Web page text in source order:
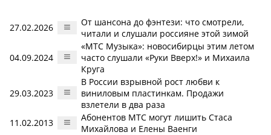
27.02.2026
От шансона до фэнтези: что смотрели,
читали и слушали россияне этой зимой
04.09.2024
«МТС Музыка»: новосибирцы этим летом
часто слушали «Руки Вверх!» и Михаила
Круга
29.03.2023
В России взрывной рост любви к
виниловым пластинкам. Продажи
взлетели в два раза
11.02.2013
Абонентов МТС могут лишить Стаса
Михайлова и Елены Ваенги